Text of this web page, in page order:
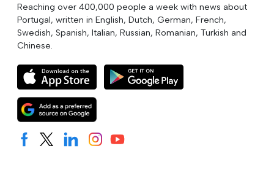
Reaching over 400,000 people a week with news about
Portugal, written in English, Dutch, German, French,
Swedish, Spanish, Italian, Russian, Romanian, Turkish and
Chinese.